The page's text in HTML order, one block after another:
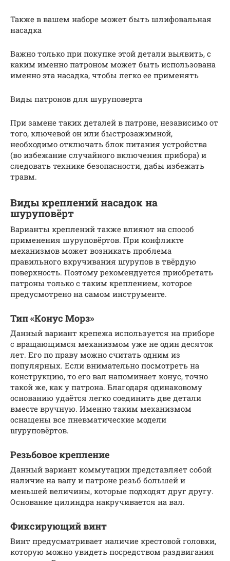
Также в вашем наборе может быть шлифовальная
насадка
Важно только при покупке этой детали выявить, с
каким именно патроном может быть использована
именно эта насадка, чтобы легко ее применять
Виды патронов для шуруповерта
При замене таких деталей в патроне, независимо от
того, ключевой он или быстрозажимной,
необходимо отключать блок питания устройства
(во избежание случайного включения прибора) и
следовать технике безопасности, дабы избежать
травм.
Виды креплений насадок на
шуруповёрт
Варианты креплений также влияют на способ
применения шуруповёртов. При конфликте
механизмов может возникать проблема
правильного вкручивания шурупов в твёрдую
поверхность. Поэтому рекомендуется приобретать
патроны только с таким креплением, которое
предусмотрено на самом инструменте.
Тип «Конус Морз»
Данный вариант крепежа используется на приборе
с вращающимся механизмом уже не один десяток
лет. Его по праву можно считать одним из
популярных. Если внимательно посмотреть на
конструкцию, то его вал напоминает конус, точно
такой же, как у патрона. Благодаря одинаковому
основанию удаётся легко соединить две детали
вместе вручную. Именно таким механизмом
оснащены все пневматические модели
шуруповёртов.
Резьбовое крепление
Данный вариант коммутации представляет собой
наличие на валу и патроне резьб большей и
меньшей величины, которые подходят друг другу.
Основание цилиндра накручивается на вал.
Фиксирующий винт
Винт предусматривает наличие крестовой головки,
которую можно увидеть посредством раздвигания